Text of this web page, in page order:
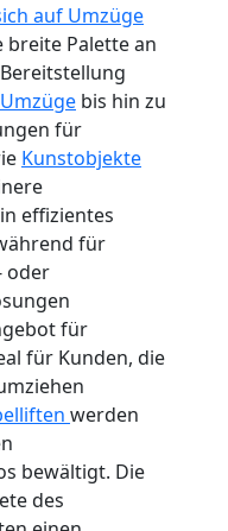
auf Umzüge
breite Palette an
bis hin zu
für
Kunstobjekte
effizientes
für
oder
für
für Kunden, die
werden
bewältigt. Die
des